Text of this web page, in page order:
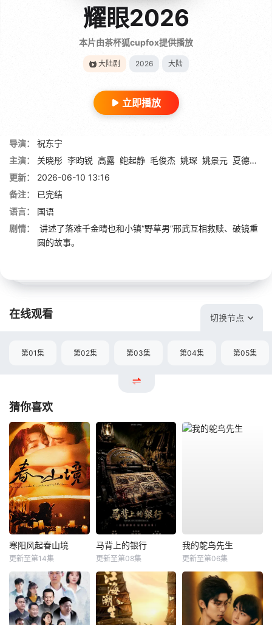
耀眼2026
本片由茶杯狐cupfox提供播放
大陆剧 2026 大陆
立即播放
导演：
祝东宁
主演：
关晓彤 李昀锐 高露 鲍起静 毛俊杰 姚琛 姚景元 夏德俊
更新：
2026-06-10 13:16
备注：
已完结
语言：
国语
剧情：
讲述了落难千金晴也和小镇“野草男”邢武互相救赎、破镜重
圆的故事。
在线观看 切换节点
第01集 第02集 第03集 第04集 第05集
猜你喜欢
寒阳风起春山境
更新至第14集
马背上的银行
更新至第08集
我的鸵鸟先生
更新至第06集